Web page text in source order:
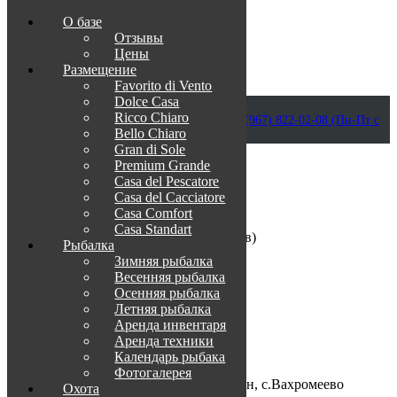
Приветствуем в Венеции на Каспии!
info@otdih-v-astrakhani.ru Как нас найти
+7 (967) 822-02-08 (Пн-Пт с
09:00 до 18:00)
Забронировать
14 400 ₽/день
Катер, егерское обслуживание (10 часов)
Менеджер по туризму:
+7-967-822-02-08
+7-8512-20-02-08
Место нахождения:
Астраханская область, Икрянинский р-н, с.Вахромеево
О базе
Отзывы
Цены
Размещение
Favorito di Vento
Dolce Casa
Ricco Chiaro
Bello Chiaro
Gran di Sole
Premium Grande
Casa del Pescatore
Casa del Cacсiatore
Casa Comfort
Casa Standart
Рыбалка
Зимняя рыбалка
Весенняя рыбалка
Осенняя рыбалка
Летняя рыбалка
Аренда инвентаря
Аренда техники
Календарь рыбака
Фотогалерея
Охота